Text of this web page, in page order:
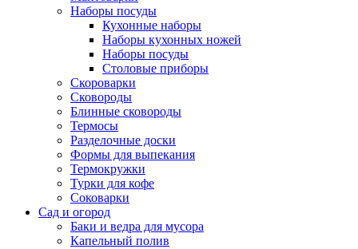
Наборы посуды
Кухонные наборы
Наборы кухонных ножей
Наборы посуды
Столовые приборы
Скороварки
Сковороды
Блинные сковороды
Термосы
Разделочные доски
Формы для выпекания
Термокружки
Турки для кофе
Соковарки
Сад и огород
Баки и ведра для мусора
Капельный полив